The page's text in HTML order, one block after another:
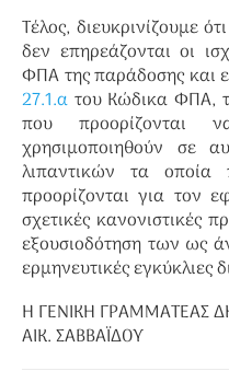
Τέλος, διευκρινίζουμε
δεν επηρεάζονται οι
ΦΠΑ της παράδοσης και
27.1.α του Κώδικα ΦΠΑ,
που
χρησιμοποιηθούν σε
λιπαντικών τα οποία
προορίζονται για τον
σχετικές κανονιστικές
εξουσιοδότηση των ως
ερμηνευτικές εγκύκλιες
Η ΓΕΝΙΚΗ ΓΡΑΜΜΑΤΕΑΣ
ΑΙΚ. ΣΑΒΒΑΪΔΟΥ